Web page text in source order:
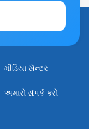
મીડિયા સેન્ટર
અમારો સંપર્ક કરો